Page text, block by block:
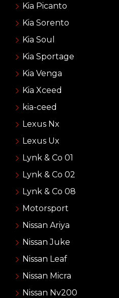
Kia Picanto
Kia Sorento
Kia Soul
Kia Sportage
Kia Venga
Kia Xceed
kia-ceed
Lexus Nx
Lexus Ux
Lynk & Co 01
Lynk & Co 02
Lynk & Co 08
Motorsport
Nissan Ariya
Nissan Juke
Nissan Leaf
Nissan Micra
Nissan Nv200